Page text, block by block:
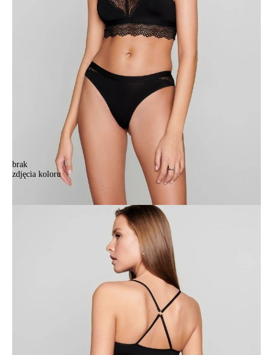
brak
zdjęcia koloru
Bustier MODERNISTA LBE 991, r.170-84, czarny
Bustier MODERNISTA LBE 991, r.170-84, czarny